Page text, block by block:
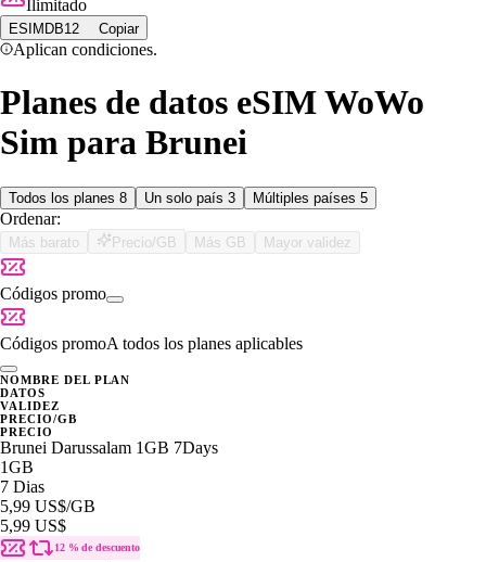
Ilimitado
ESIMDB12 Copiar
Aplican condiciones.
Planes de datos eSIM WoWo
Sim para Brunei
Todos los planes 8 Un solo país 3 Múltiples países 5
Ordenar:
Más barato Precio/GB Más GB Mayor validez
Códigos promo
Códigos promoA todos los planes aplicables
NOMBRE DEL PLAN
DATOS
VALIDEZ
PRECIO/GB
PRECIO
Brunei Darussalam 1GB 7Days
1GB
7 Dias
5,99 US$/GB
5,99 US$
12 % de descuento